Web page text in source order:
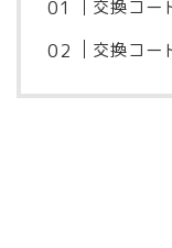
交換コ
交換コー